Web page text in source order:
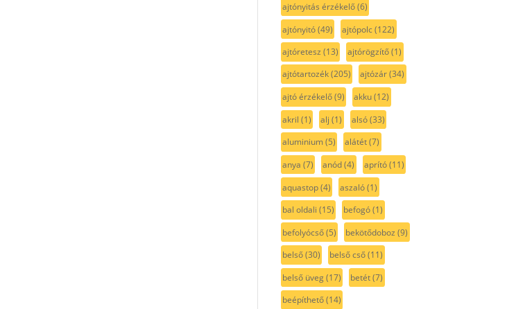
ajtónyitás érzékelő(6)
ajtónyitó(49) ajtópolc(122)
ajtóretesz (13) ajtórögzítő(1)
ajtótartozék(205) ajtózár(34)
ajtó érzékelő(9) akku(12)
akril (1) alj (1) alsó(33)
aluminium(5) alátét(7)
anya (7) anód(4) aprító(11)
aquastop(4) aszaló(1)
bal oldali (15) befogó(1)
befolyócső(5) bekötődoboz (9)
belső(30) belső cső(11)
belső üveg(17) betét(7)
beépíthető(14)